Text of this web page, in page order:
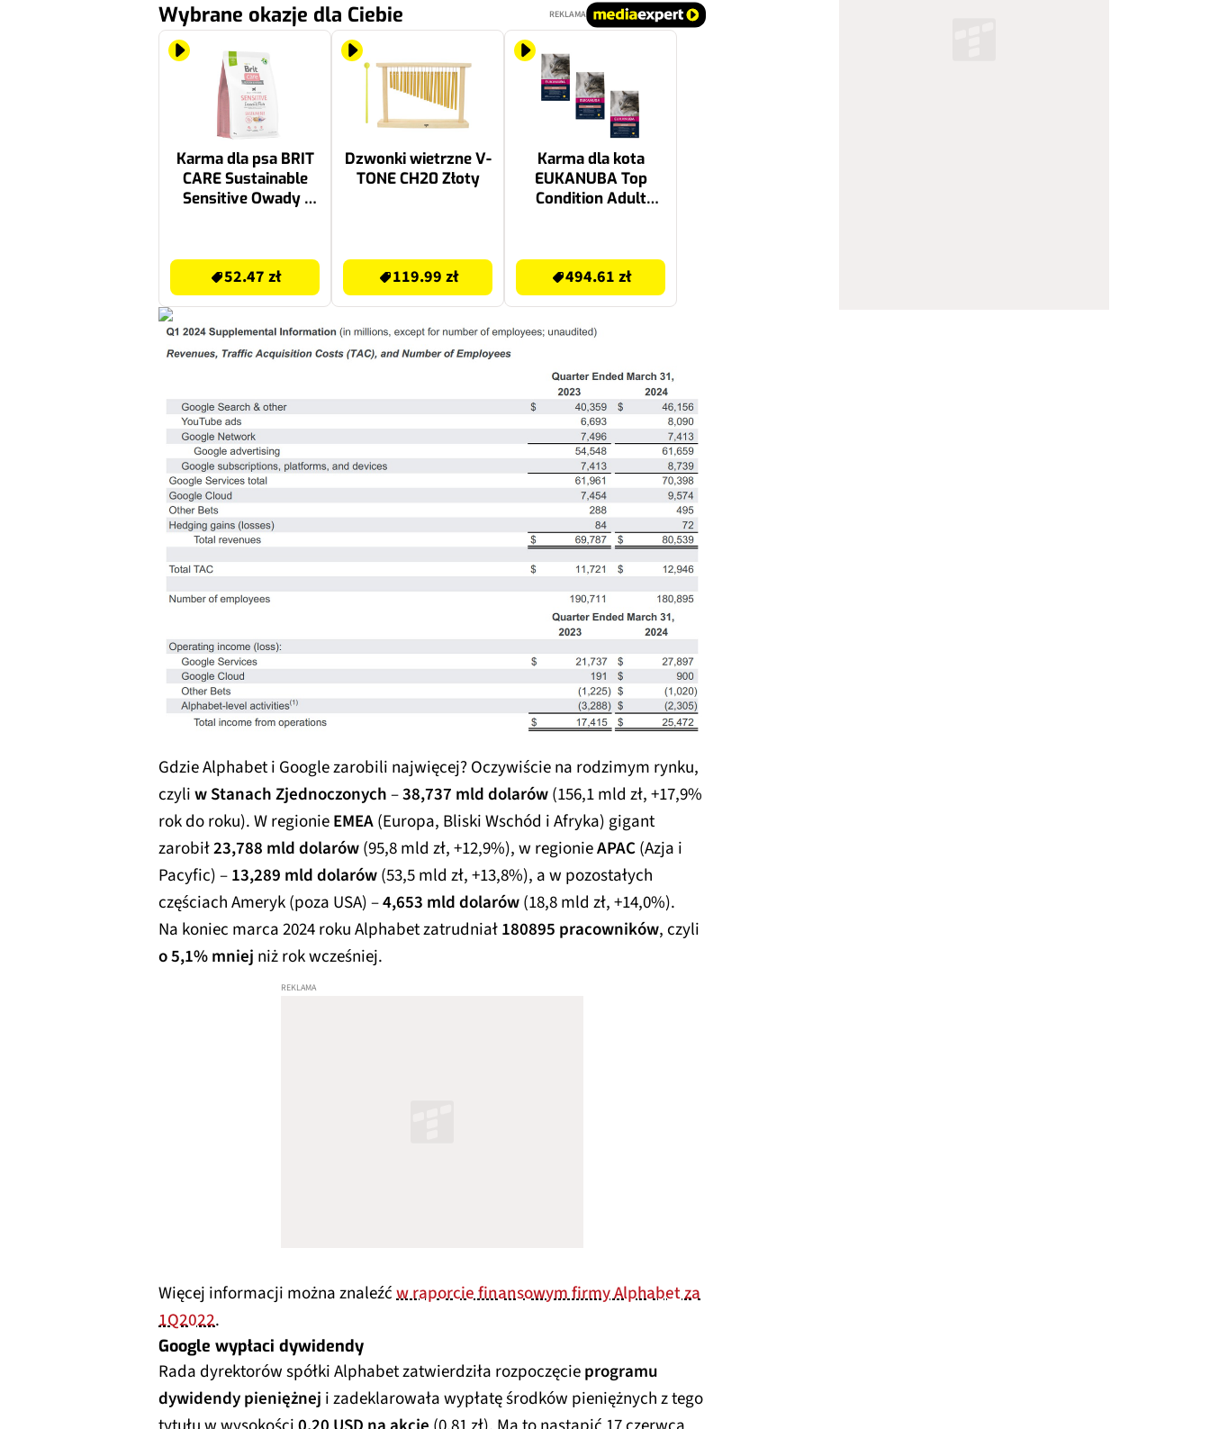
Wybrane okazje dla Ciebie REKLAMA
Karma dla psa BRIT
CARE Sustainable
Sensitive Owady i
52.47 zł
Dzwonki wietrzne V-
TONE CH20 Złoty
119.99 zł
Karma dla kota
EUKANUBA Top
Condition Adult
494.61 zł
Gdzie Alphabet i Google zarobili najwięcej? Oczywiście na rodzimym rynku,
czyliw Stanach Zjednoczonych–38,737 mld dolarów(156,1 mld zł, +17,9%
rok do roku). W regionieEMEA(Europa, Bliski Wschód i Afryka) gigant
zarobił23,788 mld dolarów(95,8 mld zł, +12,9%), w regionieAPAC(Azja i
Pacyfic) –13,289 mld dolarów(53,5 mld zł, +13,8%), a w pozostałych
częściach Ameryk (poza USA) –4,653 mld dolarów(18,8 mld zł, +14,0%).
Na koniec marca 2024 roku Alphabet zatrudniał180895 pracowników, czyli
o 5,1% mniej niż rok wcześniej.
Więcej informacji można znaleźćw raporcie finansowym firmy Alphabet za
1Q2022.
Google wypłaci dywidendy
Rada dyrektorów spółki Alphabet zatwierdziła rozpoczęcieprogramu
dywidendy pieniężnej i zadeklarowała wypłatę środków pieniężnych z tego